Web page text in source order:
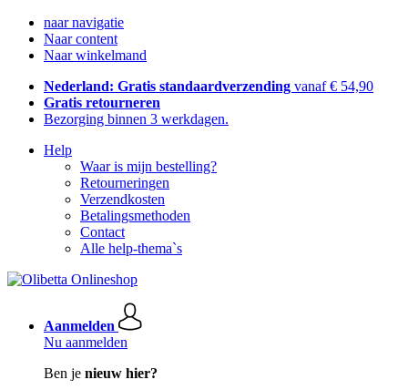
naar navigatie
Naar content
Naar winkelmand
Nederland: Gratis standaardverzending vanaf € 54,90
Gratis retourneren
Bezorging binnen 3 werkdagen.
Help
Waar is mijn bestelling?
Retourneringen
Verzendkosten
Betalingsmethoden
Contact
Alle help-thema`s
Aanmelden
Nu aanmelden
Ben je nieuw hier?